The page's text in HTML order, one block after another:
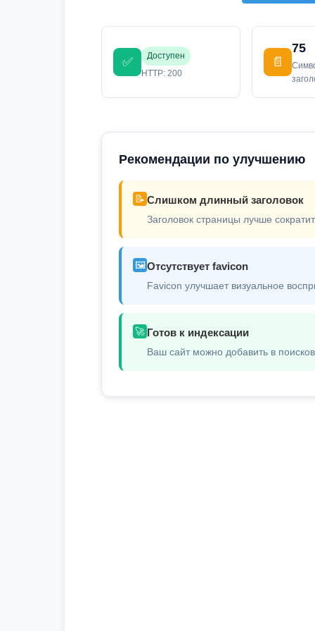
✅
Доступен
HTTP: 200
📄
75
Рекомендации по улучшению
📝 Слишком длинный заголовок
Заголовок страницы лучше
🖼️Отсутствует favicon
Favicon улучшает визуальное
🚀 Готов к индексации
Ваш сайт можно добавить в